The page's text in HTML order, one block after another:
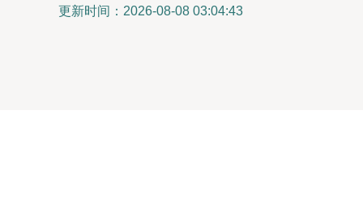
更新时间：2026-08-08 03:04:43